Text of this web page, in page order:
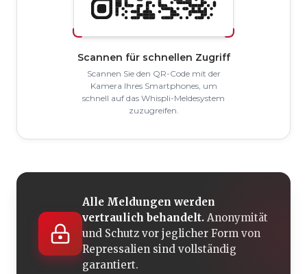
Scannen für schnellen Zugriff
Scannen Sie den QR-Code mit der
Kamera Ihres Smartphones, um
schnell auf das Whispli-Meldesystem
zuzugreifen.
Alle Meldungen werden
vertraulich behandelt. Anonymität
und Schutz vor jeglicher Form von
Repressalien sind vollständig
garantiert.